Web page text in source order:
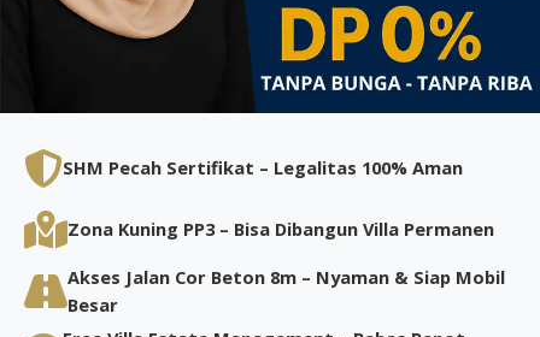
SHM Pecah Sertifikat – Legalitas 100% Aman
Zona Kuning PP3 – Bisa Dibangun Villa Permanen
Akses Jalan Cor Beton 8m – Nyaman & Siap Mobil
Besar